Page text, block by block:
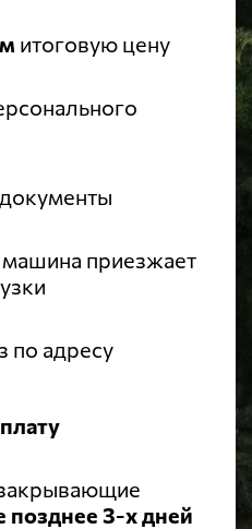
итоговую цену
документы
машина приезжает
по адресу
позднее 3-х дней